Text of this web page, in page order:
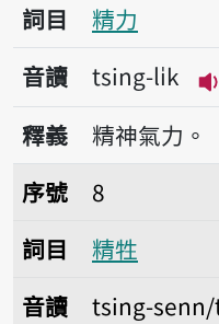
詞目
精力
音讀
tsing-li̍k
釋義
精神氣力。
序號8精牲
序號
8
詞目
精牲
音讀
tsing-